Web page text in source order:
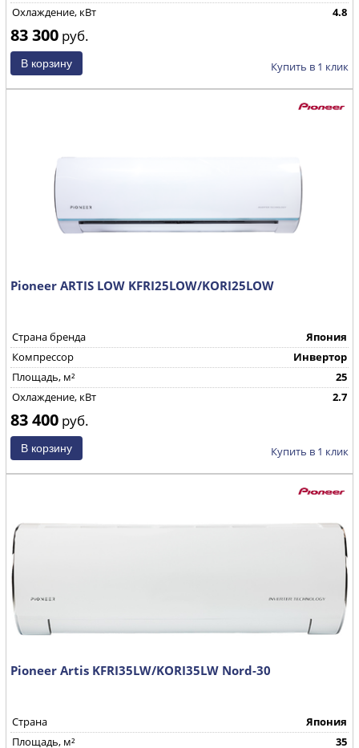
Охлаждение, кВт
4.8
83 300 руб.
Купить в 1 клик
Pioneer ARTIS LOW KFRI25LOW/KORI25LOW
Страна бренда
Япония
Компрессор
Инвертор
Площадь, м²
25
Охлаждение, кВт
2.7
83 400 руб.
Купить в 1 клик
Pioneer Artis KFRI35LW/KORI35LW Nord-30
Страна
Япония
Площадь, м²
35